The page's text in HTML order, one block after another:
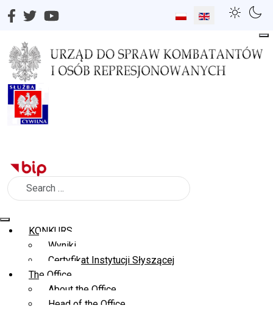
Select your language
Search
KONKURS
Wyniki
Certyfikat Instytucji Słyszącej
The Office
About the Office
Head of the Office